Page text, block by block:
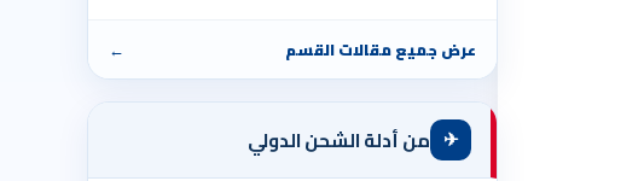
عرض جميع مقالات القسم ←
✈ من أدلة الشحن الدولي